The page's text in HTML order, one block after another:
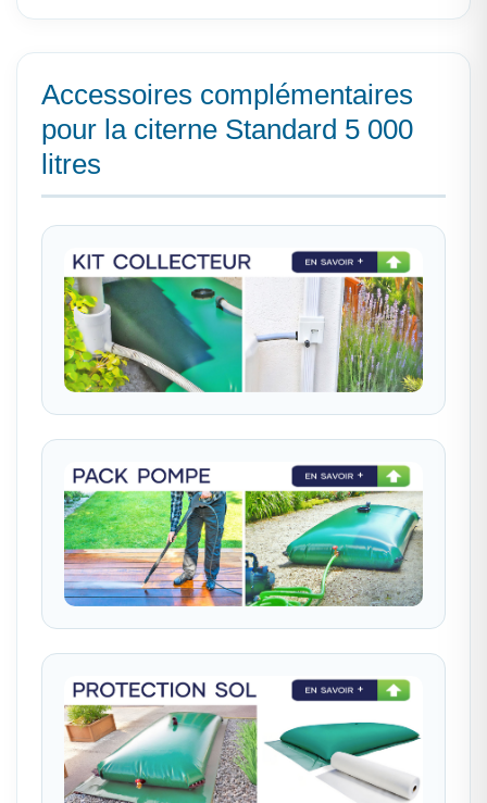
Accessoires complémentaires
pour la citerne Standard 5 000
litres